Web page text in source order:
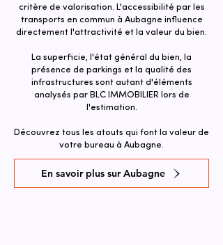
critère de valorisation. L'accessibilité par les
transports en commun à Aubagne influence
directement l'attractivité et la valeur du bien.​
La superficie, l'état général du bien, la
présence de parkings et la qualité des
infrastructures sont autant d'éléments
analysés par BLC IMMOBILIER lors de
l'estimation.
Découvrez tous les atouts qui font la valeur de
votre bureau à Aubagne.
En savoir plus sur Aubagne